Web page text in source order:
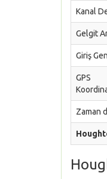
Kanal
Gelgit
Giriş
GPS
Zaman